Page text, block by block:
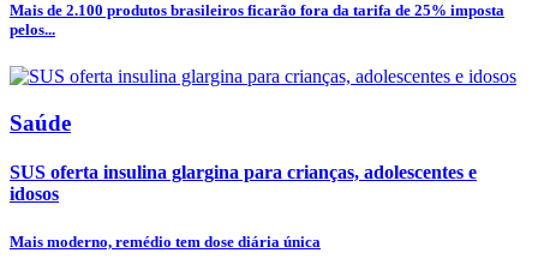
Mais de 2.100 produtos brasileiros ficarão fora da tarifa de 25% imposta
pelos...
Saúde
SUS oferta insulina glargina para crianças, adolescentes e
idosos
Mais moderno, remédio tem dose diária única